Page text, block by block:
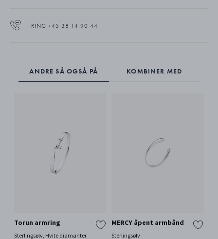
RING +45 38 14 90 44
ANDRE SÅ OGSÅ PÅ KOMBINER MED
Torun armring
Sterlingsølv, Hvite diamanter
MERCY åpent armbånd
Sterlingsølv